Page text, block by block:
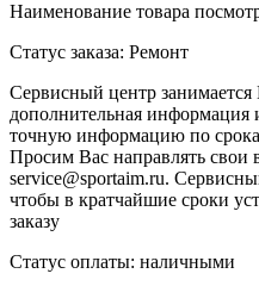
Наименование товара
Статус заказа: Ремонт
Сервисный центр
дополнительная информация
точную информацию по
Просим Вас направлять
service@sportaim.ru.
чтобы в кратчайшие сроки
заказу
Статус оплаты: наличными